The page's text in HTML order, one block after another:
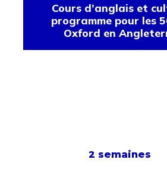
Cours d’anglais et
programme pour les
Oxford en
2 semaines